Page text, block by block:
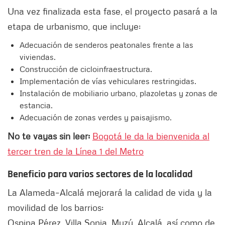
Una vez finalizada esta fase, el proyecto pasará a la
etapa de urbanismo, que incluye:
Adecuación de senderos peatonales frente a las
viviendas.
Construcción de cicloinfraestructura.
Implementación de vías vehiculares restringidas.
Instalación de mobiliario urbano, plazoletas y zonas de
estancia.
Adecuación de zonas verdes y paisajismo.
No te vayas sin leer: Bogotá le da la bienvenida al
tercer tren de la Línea 1 del Metro
Beneficio para varios sectores de la localidad
La Alameda–Alcalá mejorará la calidad de vida y la
movilidad de los barrios:
Ospina Pérez, Villa Sonia, Muzú, Alcalá, así como de